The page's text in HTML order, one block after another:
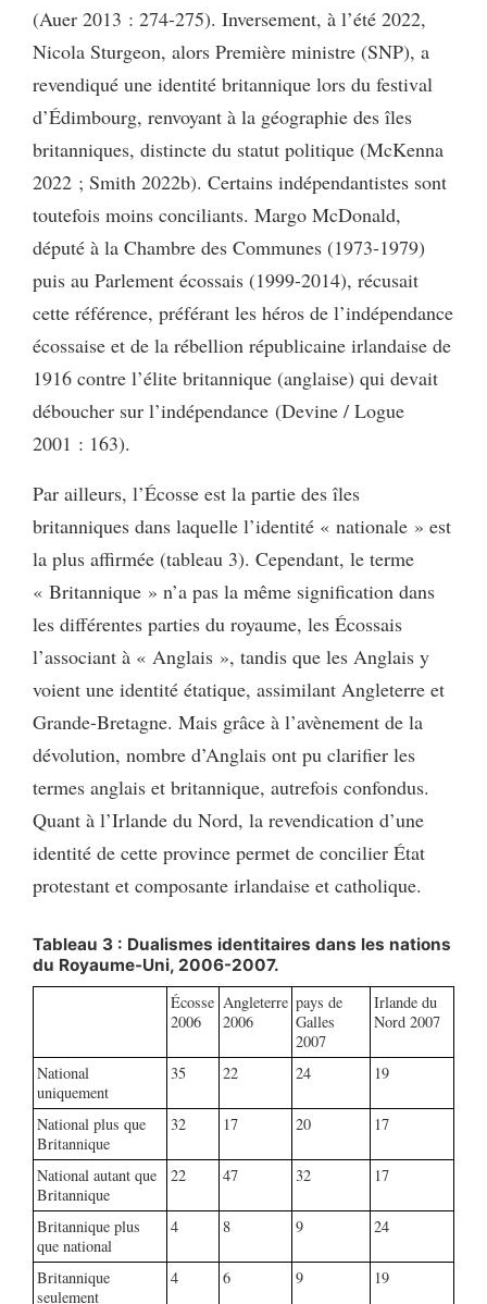
(Auer 2013 : 274-275). Inversement, à l’été 2022,
Nicola Sturgeon, alors Première ministre (SNP), a
revendiqué une identité britannique lors du festival
d’Édimbourg, renvoyant à la géographie des îles
britanniques, distincte du statut politique (McKenna
2022 ; Smith 2022b). Certains indépendantistes sont
toutefois moins conciliants. Margo McDonald,
député à la Chambre des Communes (1973-1979)
puis au Parlement écossais (1999-2014), récusait
cette référence, préférant les héros de l’indépendance
écossaise et de la rébellion républicaine irlandaise de
1916 contre l’élite britannique (anglaise) qui devait
déboucher sur l’indépendance (Devine / Logue
2001 : 163).
Par ailleurs, l’Écosse est la partie des îles
britanniques dans laquelle l’identité « nationale » est
la plus affirmée (tableau 3). Cependant, le terme
« Britannique » n’a pas la même signification dans
les différentes parties du royaume, les Écossais
l’associant à « Anglais », tandis que les Anglais y
voient une identité étatique, assimilant Angleterre et
Grande-Bretagne. Mais grâce à l’avènement de la
dévolution, nombre d’Anglais ont pu clarifier les
termes anglais et britannique, autrefois confondus.
Quant à l’Irlande du Nord, la revendication d’une
identité de cette province permet de concilier État
protestant et composante irlandaise et catholique.
Tableau 3 : Dualismes identitaires dans les nations
du Royaume-Uni, 2006-2007.
Écosse
2006
Angleterre
2006
pays de
Galles
2007
Irlande du
Nord 2007
National
uniquement
35 22 24 19
National plus que
Britannique
32 17 20 17
National autant que
Britannique
22 47 32 17
Britannique plus
que national
4 8 9 24
Britannique
seulement
4 6 9 19